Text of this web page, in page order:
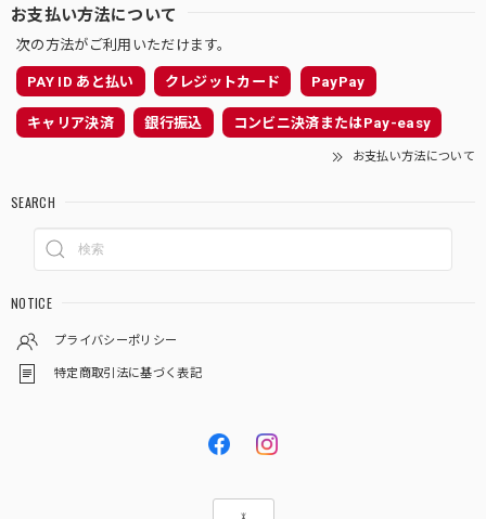
お支払い方法について
次の方法がご利用いただけます。
PAY ID あと払い クレジットカード PayPay
キャリア決済 銀行振込 コンビニ決済またはPay-easy
お支払い方法について
SEARCH
NOTICE
プライバシーポリシー
特定商取引法に基づく表記